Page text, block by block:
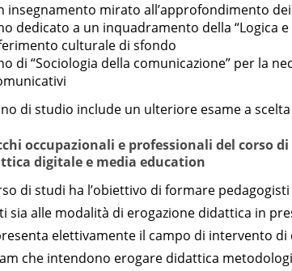
insegnamento mirato all’approfondimento
dedicato a un inquadramento della “Logica
culturale di sfondo
di “Sociologia della comunicazione” per la
di studio include un ulteriore esame a
occupazionali e professionali del corso
digitale e media education
di studi ha l’obiettivo di formare
sia alle modalità di erogazione didattica in
elettivamente il campo di intervento
che intendono erogare didattica